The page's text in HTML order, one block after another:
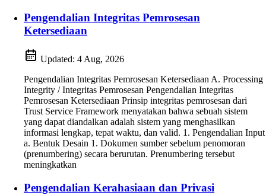
Pengendalian Integritas Pemrosesan
Ketersediaan
Updated: 4 Aug, 2026
Pengendalian Integritas Pemrosesan Ketersediaan A. Processing
Integrity / Integritas Pemrosesan Pengendalian Integritas
Pemrosesan Ketersediaan Prinsip integritas pemrosesan dari
Trust Service Framework menyatakan bahwa sebuah sistem
yang dapat diandalkan adalah sistem yang menghasilkan
informasi lengkap, tepat waktu, dan valid. 1. Pengendalian Input
a. Bentuk Desain 1. Dokumen sumber sebelum penomoran
(prenumbering) secara berurutan. Prenumbering tersebut
meningkatkan
Pengendalian Kerahasiaan dan Privasi